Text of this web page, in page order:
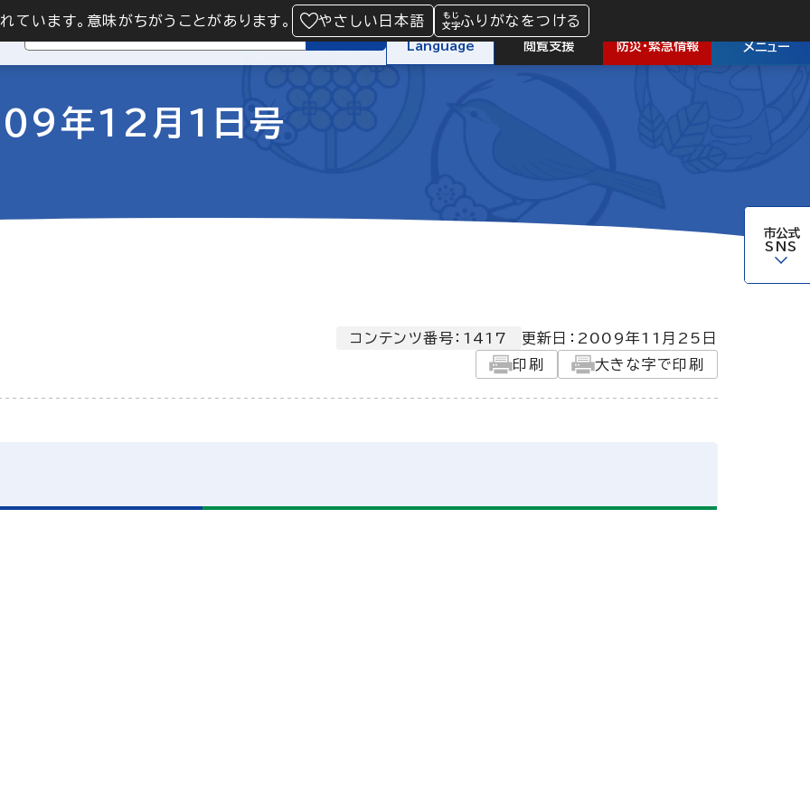
ています。意味がちがうことがあります。 やさしい日本語 ふりがなをつける
検索
Language 閲覧支援 防災・緊急情報 メニュー
市公式
SNS
年12月1日号
コンテンツ番号：1417 更新日： 2009年11月25日
印刷
大きな字で印刷